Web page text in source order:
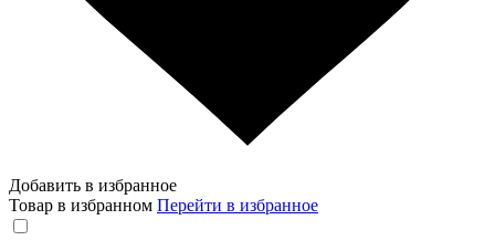
Добавить в избранное
Товар в избранном Перейти в избранное